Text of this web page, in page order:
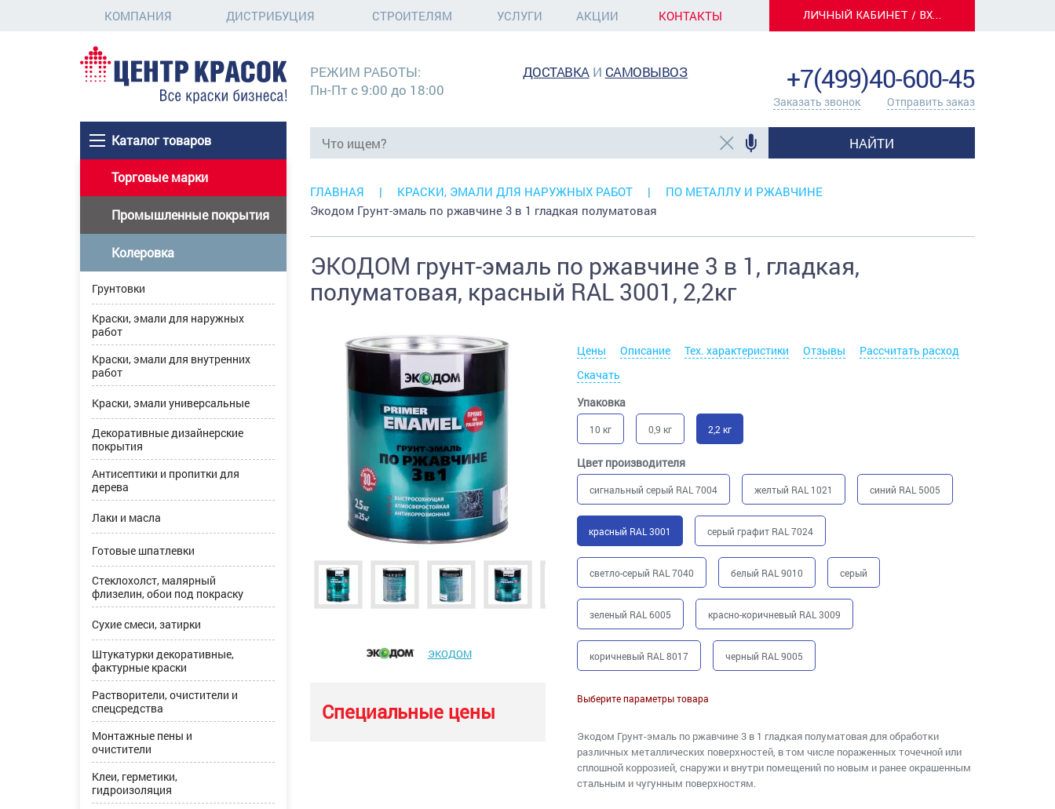
КОМПАНИЯ ДИСТРИБУЦИЯ СТРОИТЕЛЯМ УСЛУГИ АКЦИИ КОНТАКТЫ ЛИЧНЫЙ КАБИНЕТ / ВХОД
Каталог товаров
РЕЖИМ РАБОТЫ:
Пн-Пт с 9:00 до 18:00
ДОСТАВКАИ САМОВЫВОЗ +7(499)40-600-45
Заказать звонок Отправить заказ
НАЙТИ
Торговые марки
Промышленные покрытия
Колеровка
Грунтовки
Краски, эмали для наружных
работ
Краски, эмали для внутренних
работ
Краски, эмали универсальные
Декоративные дизайнерские
покрытия
Антисептики и пропитки для
дерева
Лаки и масла
Готовые шпатлевки
Стеклохолст, малярный
флизелин, обои под покраску
Сухие смеси, затирки
Штукатурки декоративные,
фактурные краски
Растворители, очистители и
спецсредства
Монтажные пены и
очистители
Клеи, герметики,
гидроизоляция
ГЛАВНАЯ КРАСКИ, ЭМАЛИ ДЛЯ НАРУЖНЫХ РАБОТ
ПО МЕТАЛЛУ И РЖАВЧИНЕ
Экодом Грунт-эмаль по ржавчине 3 в 1 гладкая полуматовая
ЭКОДОМ грунт-эмаль по ржавчине 3 в 1, гладкая,
полуматовая, красный RAL 3001, 2,2кг
ЭКОДОМ
Специальные цены
Цены Описание Тех. характеристики Отзывы
Рассчитать расход
Скачать
Упаковка
10 кг 0,9 кг 2,2 кг
Цвет производителя
сигнальный серый RAL 7004 желтый RAL 1021 синий RAL 5005
красный RAL 3001 серый графит RAL 7024
светло-серый RAL 7040 белый RAL 9010 серый
зеленый RAL 6005 красно-коричневый RAL 3009
коричневый RAL 8017 черный RAL 9005
Выберите параметры товара
Экодом Грунт-эмаль по ржавчине 3 в 1 гладкая полуматовая для обработки
различных металлических поверхностей, в том числе пораженных точечной или
сплошной коррозией, снаружи и внутри помещений по новым и ранее окрашенным
стальным и чугунным поверхностям.